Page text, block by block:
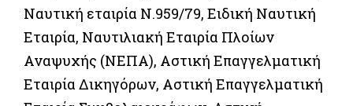
Ναυτική εταιρία Ν.959/79, Ειδική Ναυτική
Εταιρία, Ναυτιλιακή Εταιρία Πλοίων
Αναψυχής (ΝΕΠΑ), Αστική Επαγγελματική
Εταιρία Δικηγόρων, Αστική Επαγγελματική